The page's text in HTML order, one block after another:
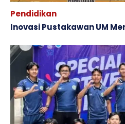
Pendidikan
Inovasi Pustakawan UM